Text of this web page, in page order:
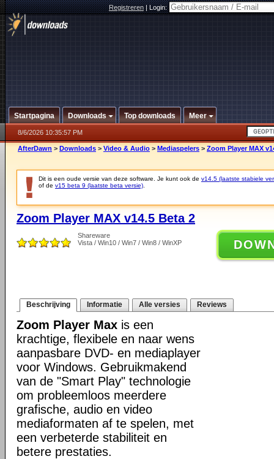
Registreren|Login:
Startpagina Downloads Top downloads Meer
8/6/2026 10:35:57 PM
AfterDawn > Downloads > Video & Audio > Mediaspelers > Zoom Player MAX
Dit is een oude versie van deze software. Je kunt ook de v14.5 (laatste stabiele
of de v15 beta 9 (laatste beta versie)
Zoom Player MAX v14.5 Beta 2
Shareware
Vista / Win10 / Win7 / Win8 / WinXP
Beschrijving Informatie Alle versies Reviews
Zoom Player Max is een
krachtige, flexibele en naar wens
aanpasbare DVD- en mediaplayer
voor Windows. Gebruikmakend
van de "Smart Play" technologie
om probleemloos meerdere
grafische, audio en video
mediaformaten af te spelen, met
een verbeterde stabiliteit en
betere prestaties.